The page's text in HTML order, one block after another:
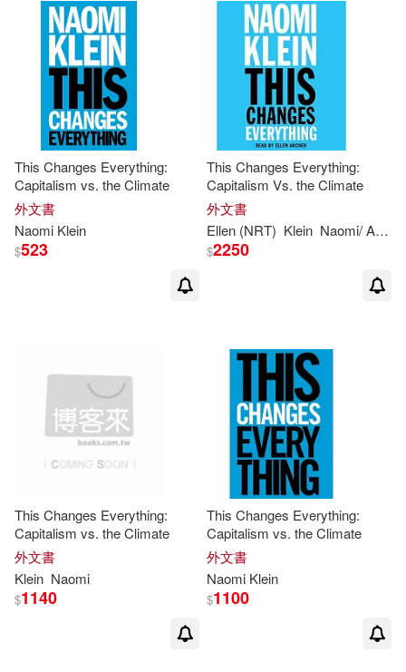
This Changes Everything:
Capitalism vs. the Climate
外文書
Naomi Klein
$523
This Changes Everything:
Capitalism Vs. the Climate
外文書
Ellen (NRT) Klein Naomi/ Archer
$2250
This Changes Everything:
Capitalism vs. the Climate
外文書
Klein Naomi
$1140
This Changes Everything:
Capitalism vs. the Climate
外文書
Naomi Klein
$1100